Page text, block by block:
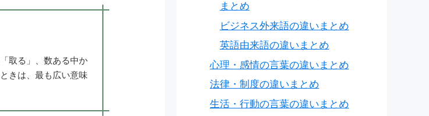
取る」、数ある中か
きは、最も広い意味
まとめ
ビジネス外来語の違いまとめ
英語由来語の違いまとめ
心理・感情の言葉の違いまとめ
法律・制度の違いまとめ
生活・行動の言葉の違いまとめ